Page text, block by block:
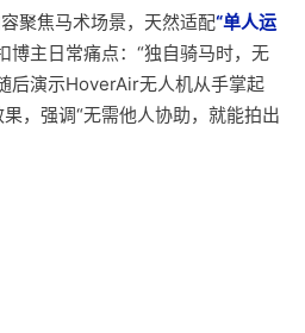
聚焦马术场景，天然适配“单人运
博主日常痛点：“独自骑马时，无
后演示HoverAir无人机从手掌起
，强调“无需他人协助，就能拍出